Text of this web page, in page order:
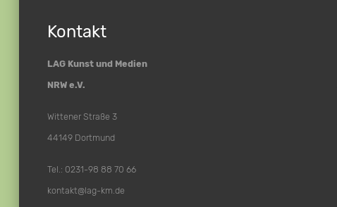
Kontakt
LAG Kunst und Medien
NRW e.V.
Wittener Straße 3
44149 Dortmund
Tel.: 0231-98 88 70 66
kontakt@lag-km.de